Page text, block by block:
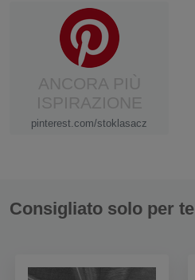
pinterest.com/stoklasacz
Consigliato solo per te